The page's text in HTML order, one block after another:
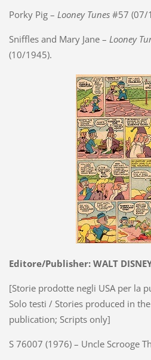
Porky Pig – Looney Tunes#57 (07/
Sniffles and Mary Jane – Looney
(10/1945).
Editore/Publisher: WALT
[Storie prodotte negli USA per la
Solo testi / Stories produced in
publication; Scripts only]
S 76007 (1976) – Uncle Scrooge